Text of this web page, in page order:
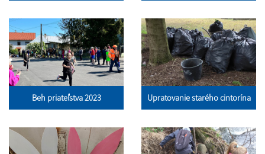
Beh priateľstva 2023 Upratovanie starého cintorína